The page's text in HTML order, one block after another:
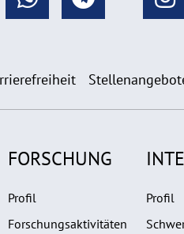
FORSCHUNG
Profil
Forschungsaktivitäten
Profil